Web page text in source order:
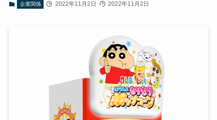
企業関係 2022年11月2日 2022年11月2日